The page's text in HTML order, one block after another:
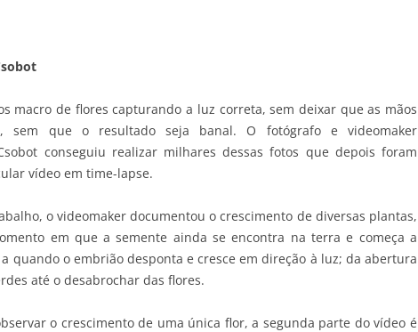
macro de flores capturando a luz correta, sem deixar que as mãos
sem que o resultado seja banal. O fotógrafo e videomaker
conseguiu realizar milhares dessas fotos que depois foram
vídeo em time-lapse.
o videomaker documentou o crescimento de diversas plantas,
em que a semente ainda se encontra na terra e começa a
quando o embrião desponta e cresce em direção à luz; da abertura
até o desabrochar das flores.
o crescimento de uma única flor, a segunda parte do vídeo é